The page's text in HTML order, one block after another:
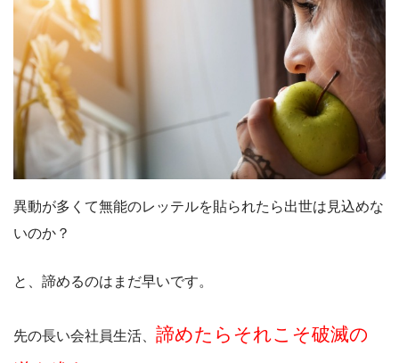
異動が多くて無能のレッテルを貼られたら出世は見込めな
いのか？
と、諦めるのはまだ早いです。
先の長い会社員生活、 諦めたらそれこそ破滅の